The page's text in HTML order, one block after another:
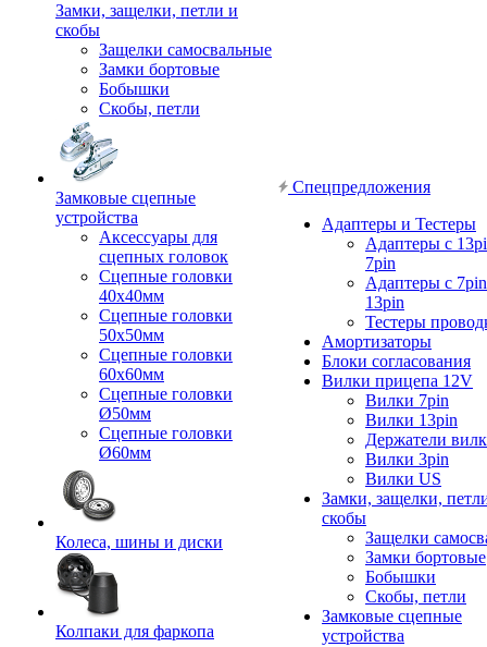
Замки, защелки, петли и
скобы
Защелки самосвальные
Замки бортовые
Бобышки
Скобы, петли
Замковые сцепные
устройства
Аксессуары для
сцепных головок
Сцепные головки
40x40мм
Сцепные головки
50x50мм
Сцепные головки
60x60мм
Сцепные головки
Ø50мм
Сцепные головки
Ø60мм
Колеса, шины и диски
Колпаки для фаркопа
Спецпредложения
Адаптеры и Тестеры
Адаптеры с
7pin
Адаптеры с
13pin
Тестеры
Амортизаторы
Блоки согласования
Вилки прицепа 12V
Вилки 7pin
Вилки 13pin
Держатели
Вилки 3pin
Вилки US
Замки, защелки,
скобы
Защелки
Замки бортовые
Бобышки
Скобы, петли
Замковые сцепные
устройства